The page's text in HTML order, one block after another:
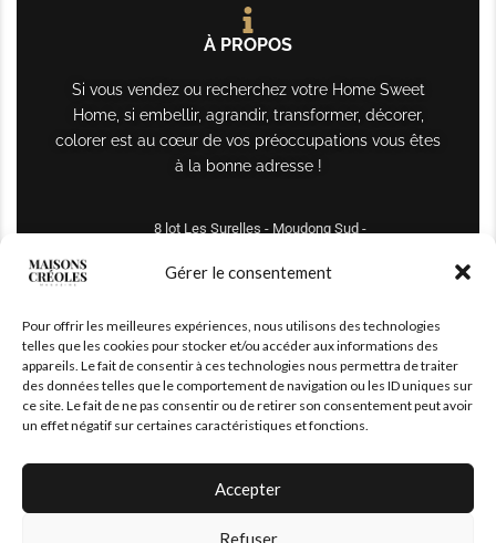
Gérer le consentement
Pour offrir les meilleures expériences, nous utilisons des technologies
telles que les cookies pour stocker et/ou accéder aux informations des
appareils. Le fait de consentir à ces technologies nous permettra de traiter
des données telles que le comportement de navigation ou les ID uniques sur
ce site. Le fait de ne pas consentir ou de retirer son consentement peut avoir
un effet négatif sur certaines caractéristiques et fonctions.
Accepter
Refuser
À PROPOS
Si vous vendez ou recherchez votre Home Sweet
Home, si embellir, agrandir, transformer, décorer,
colorer est au cœur de vos préoccupations vous êtes
à la bonne adresse !
8 lot Les Surelles - Moudong Sud -
maisonscreoles.immo@gmail.com